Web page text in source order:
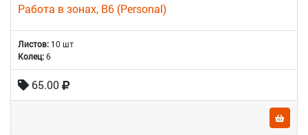
Работа в зонах, B6 (Personal)
Листов: 10 шт
Колец:6
65.00